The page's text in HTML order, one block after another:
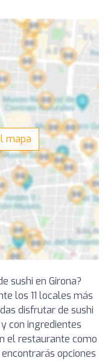
mapa
sushi en Girona?
los 11 locales más
disfrutar de sushi
con ingredientes
el restaurante como
opciones